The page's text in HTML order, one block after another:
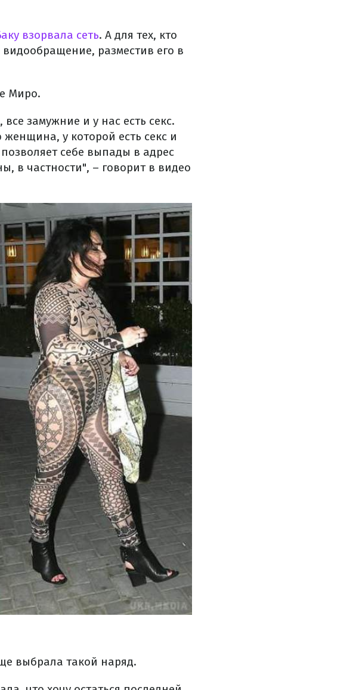
взорвала сеть. А для тех, кто
разместив его в
Миро.
замужние и у нас есть секс.
у которой есть секс и
себе выпады в адрес
в частности", – говорит в видео
выбрала такой наряд.